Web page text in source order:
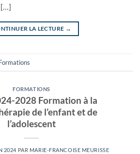
[…]
LA LECTURE →
FORMATIONS
2028 Formation à la
de l’enfant et de
l’adolescent
2024 PAR MARIE-FRANCOISE MEURISSE